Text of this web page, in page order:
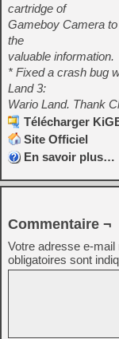
cartridge of
Gameboy Camera
the
valuable information.
* Fixed a crash bug
Land 3:
Wario Land. Thank
Télécharger
Site Officiel
En savoir plus…
Commentaire ¬
Votre adresse e-mail
obligatoires sont